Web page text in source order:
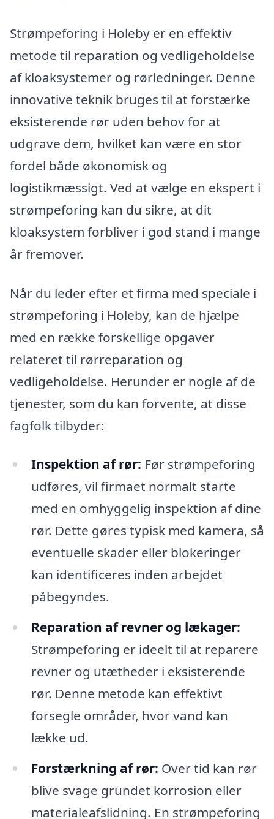
Strømpeforing i Holeby er en effektiv
metode til reparation og vedligeholdelse
af kloaksystemer og rørledninger. Denne
innovative teknik bruges til at forstærke
eksisterende rør uden behov for at
udgrave dem, hvilket kan være en stor
fordel både økonomisk og
logistikmæssigt. Ved at vælge en ekspert i
strømpeforing kan du sikre, at dit
kloaksystem forbliver i god stand i mange
år fremover.
Når du leder efter et firma med speciale i
strømpeforing i Holeby, kan de hjælpe
med en række forskellige opgaver
relateret til rørreparation og
vedligeholdelse. Herunder er nogle af de
tjenester, som du kan forvente, at disse
fagfolk tilbyder:
Inspektion af rør: Før strømpeforing
udføres, vil firmaet normalt starte
med en omhyggelig inspektion af dine
rør. Dette gøres typisk med kamera, så
eventuelle skader eller blokeringer
kan identificeres inden arbejdet
påbegyndes.
Reparation af revner og lækager:
Strømpeforing er ideelt til at reparere
revner og utætheder i eksisterende
rør. Denne metode kan effektivt
forsegle områder, hvor vand kan
lække ud.
Forstærkning af rør: Over tid kan rør
blive svage grundet korrosion eller
materialeafslidning. En strømpeforing